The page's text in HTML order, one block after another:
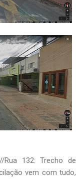
Rua 132: Trecho de
vem com tudo,